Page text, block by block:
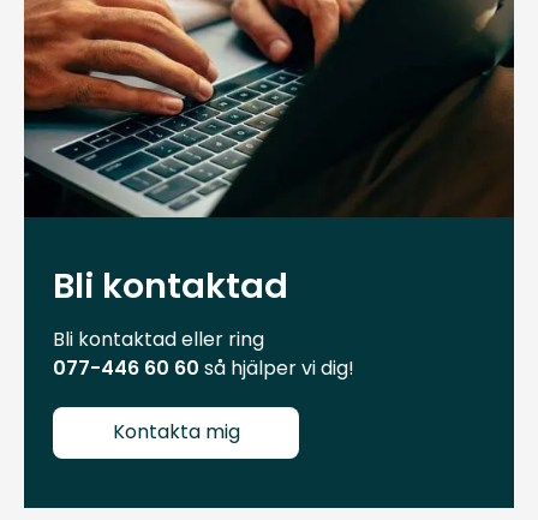
Bli kontaktad
Bli kontaktad eller ring
077-446 60 60 så hjälper vi dig!
Kontakta mig